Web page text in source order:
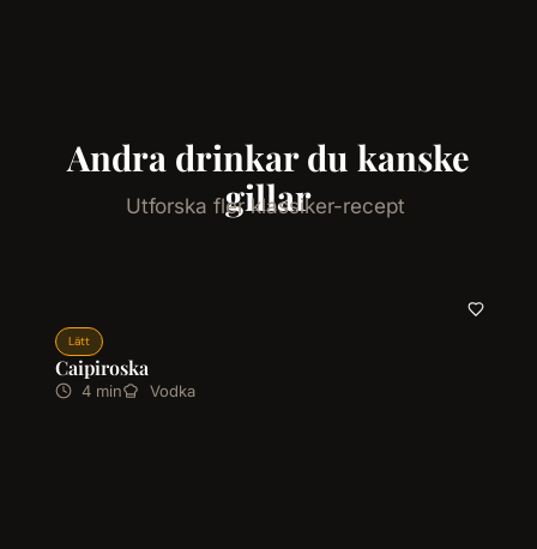
Andra drinkar du kanske
gillar
Utforska fler klassiker-recept
Lätt
Caipiroska
4 min Vodka